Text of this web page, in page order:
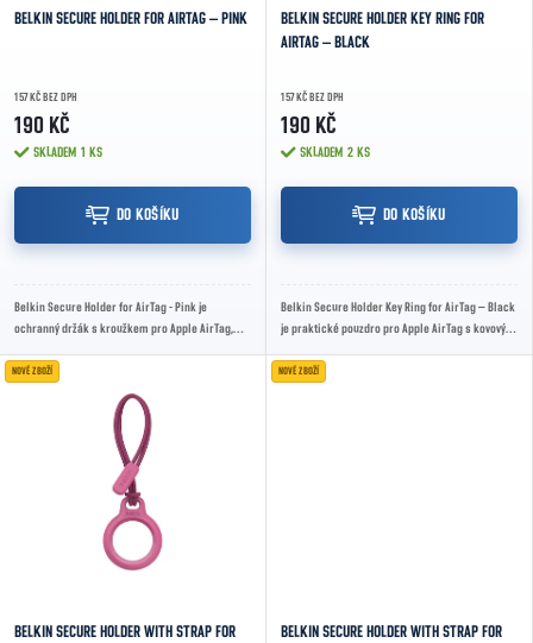
BELKIN SECURE HOLDER FOR AIRTAG – PINK
157 KČ BEZ DPH
190 KČ
SKLADEM 1 KS
DO KOŠÍKU
Belkin Secure Holder for AirTag - Pink je
ochranný držák s kroužkem pro Apple AirTag,
BELKIN SECURE HOLDER KEY RING FOR
AIRTAG – BLACK
157 KČ BEZ DPH
190 KČ
SKLADEM 2 KS
DO KOŠÍKU
Belkin Secure Holder Key Ring for AirTag – Black
je praktické pouzdro pro Apple AirTag s kovovým
NOVÉ ZBOŽÍ
BELKIN SECURE HOLDER WITH STRAP FOR
NOVÉ ZBOŽÍ
BELKIN SECURE HOLDER WITH STRAP FOR